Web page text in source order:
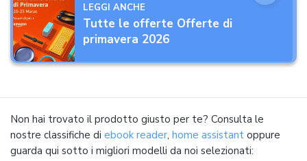
Accoppiamento TWS,
Altoparlante Bluetooth
da Esterno Feste
LEGGI ANCHE
Tutte le offerte Offerte di
primavera 2026
Non hai trovato il prodotto giusto per te? Consulta le
nostre classifiche di ebook reader, home assistant oppure
guarda qui sotto i migliori modelli da noi selezionati: